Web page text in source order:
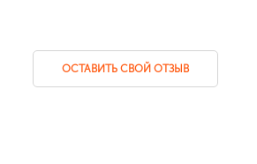
ОСТАВИТЬ СВОЙ ОТЗЫВ